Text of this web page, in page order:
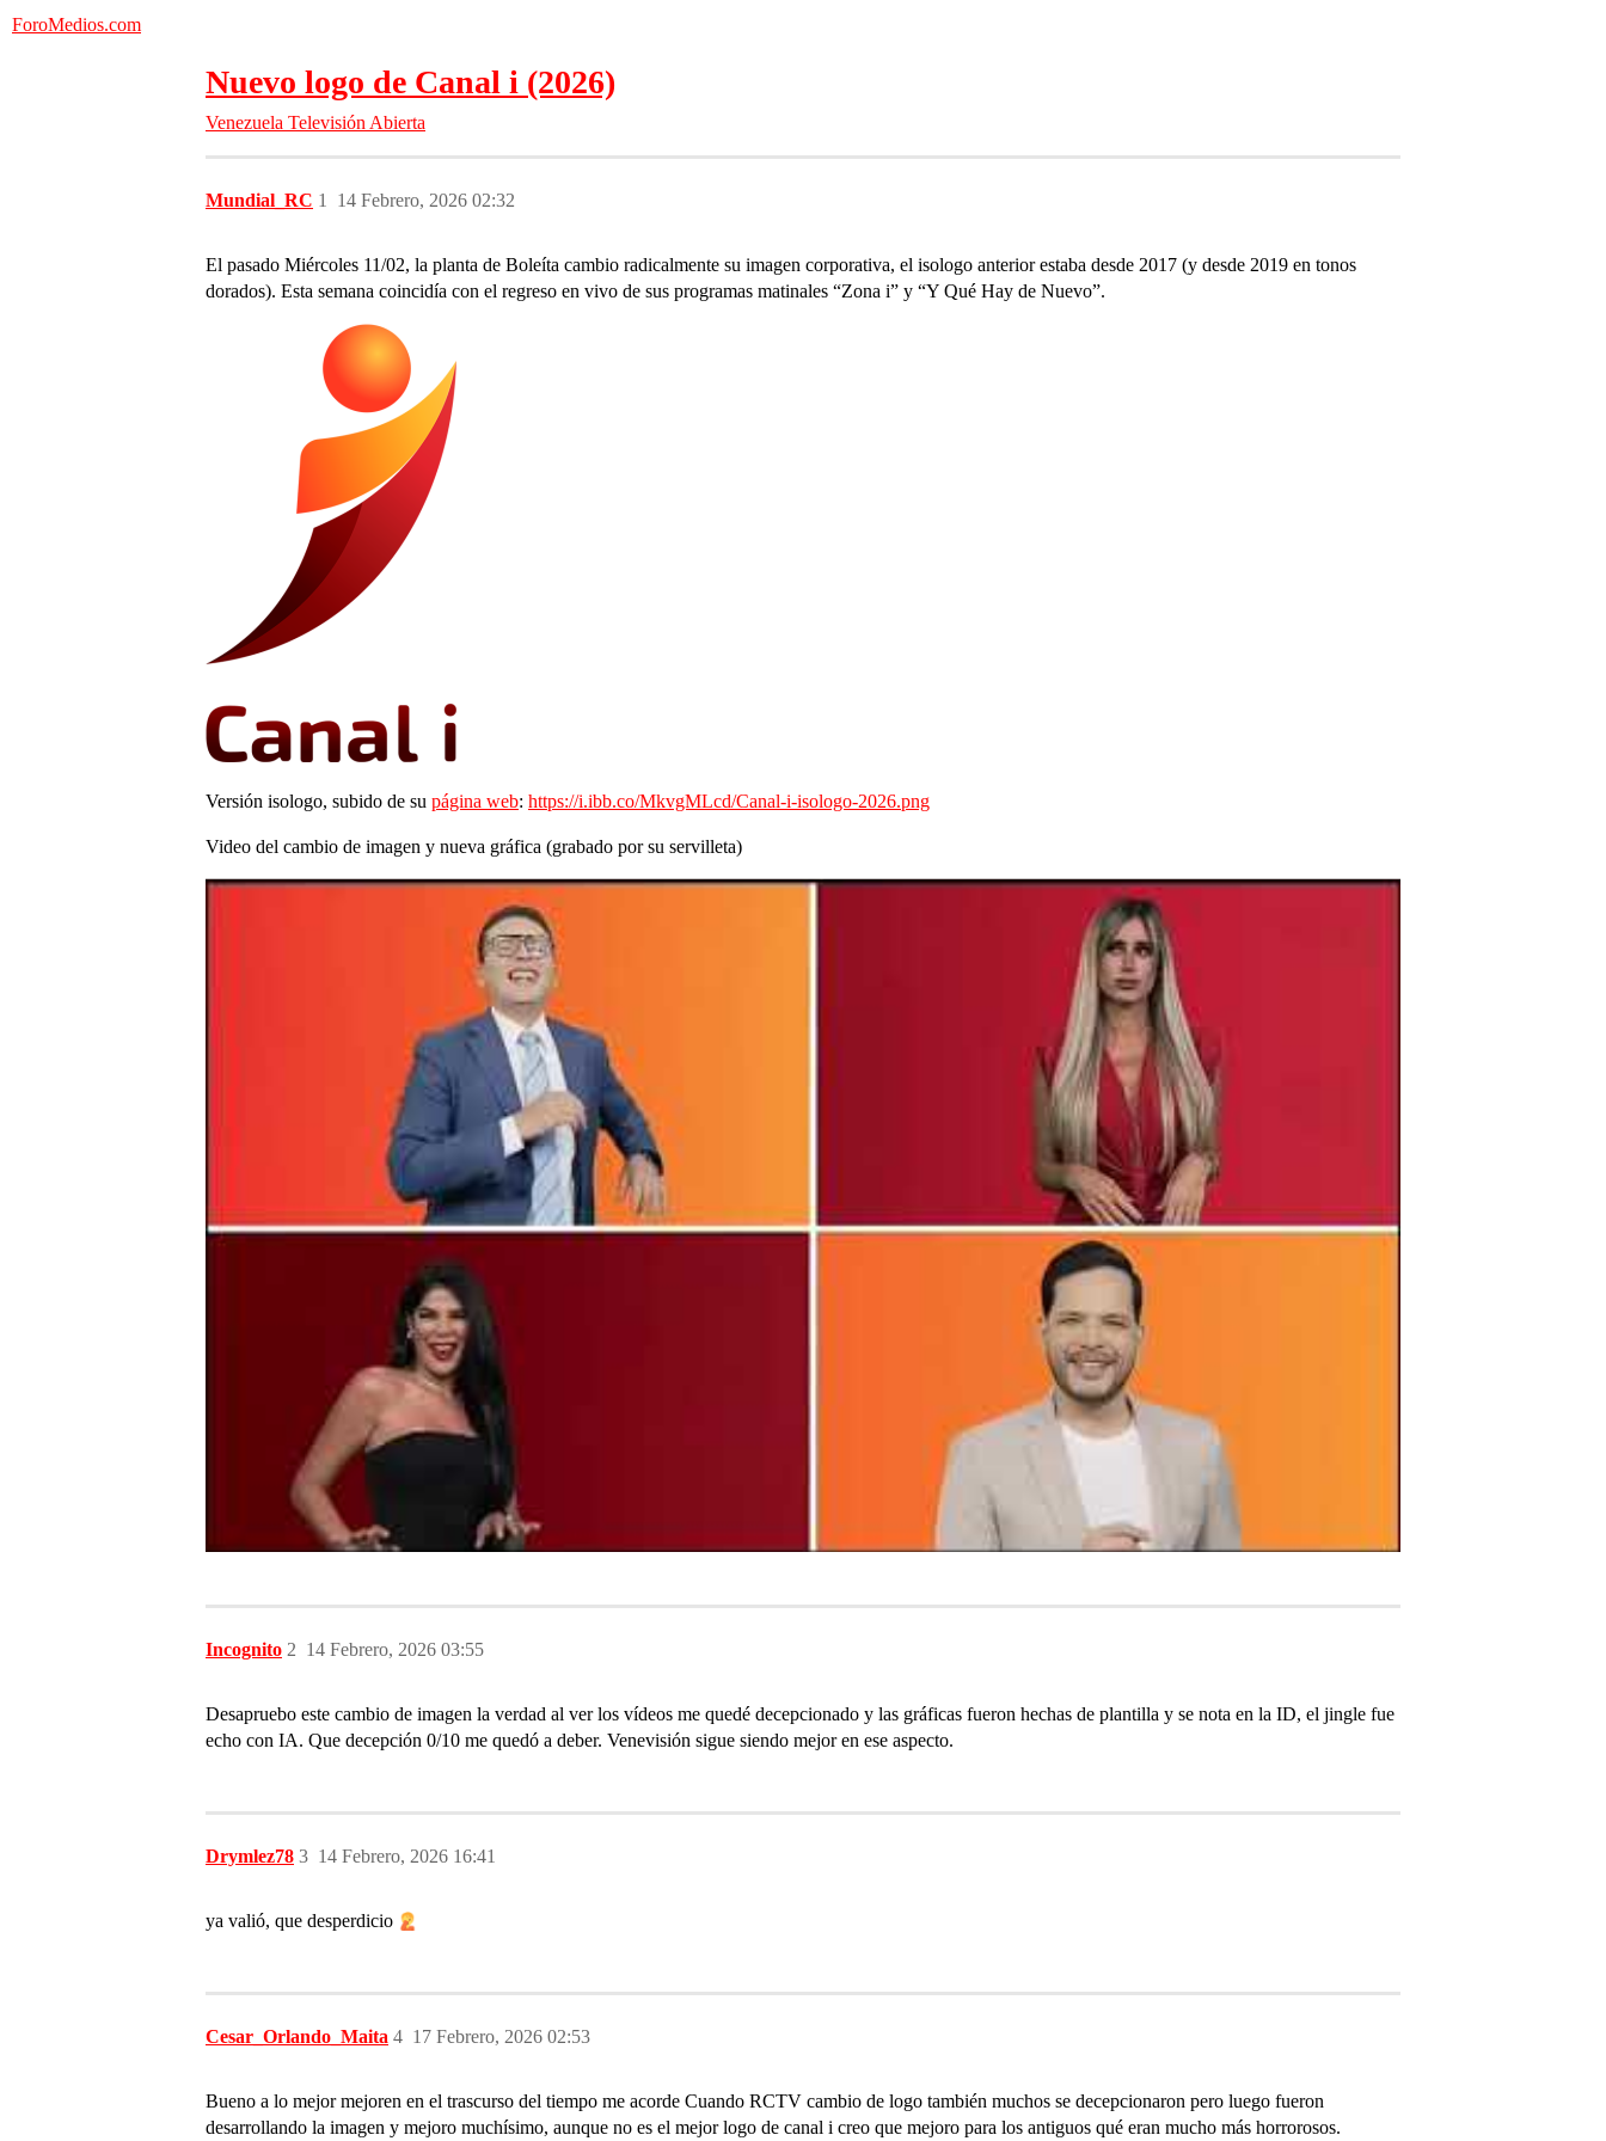
ForoMedios.com
Nuevo logo de Canal i (2026)
Venezuela Televisión Abierta
Mundial_RC 14 Febrero, 2026 02:32
1
El pasado Miércoles 11/02, la planta de Boleíta cambio radicalmente su imagen corporativa, el isologo anterior estaba desde 2017 (y desde 2019 en tonos
dorados). Esta semana coincidía con el regreso en vivo de sus programas matinales “Zona i” y “Y Qué Hay de Nuevo”.
Versión isologo, subido de su página web: https://i.ibb.co/MkvgMLcd/Canal-i-isologo-2026.png
Video del cambio de imagen y nueva gráfica (grabado por su servilleta)
Incognito 14 Febrero, 2026 03:55
2
Desapruebo este cambio de imagen la verdad al ver los vídeos me quedé decepcionado y las gráficas fueron hechas de plantilla y se nota en la ID, el jingle fue
echo con IA. Que decepción 0/10 me quedó a deber. Venevisión sigue siendo mejor en ese aspecto.
Drymlez78 14 Febrero, 2026 16:41
3
ya valió, que desperdicio
Cesar_Orlando_Maita 17 Febrero, 2026 02:53
4
Bueno a lo mejor mejoren en el trascurso del tiempo me acorde Cuando RCTV cambio de logo también muchos se decepcionaron pero luego fueron
desarrollando la imagen y mejoro muchísimo, aunque no es el mejor logo de canal i creo que mejoro para los antiguos qué eran mucho más horrorosos.